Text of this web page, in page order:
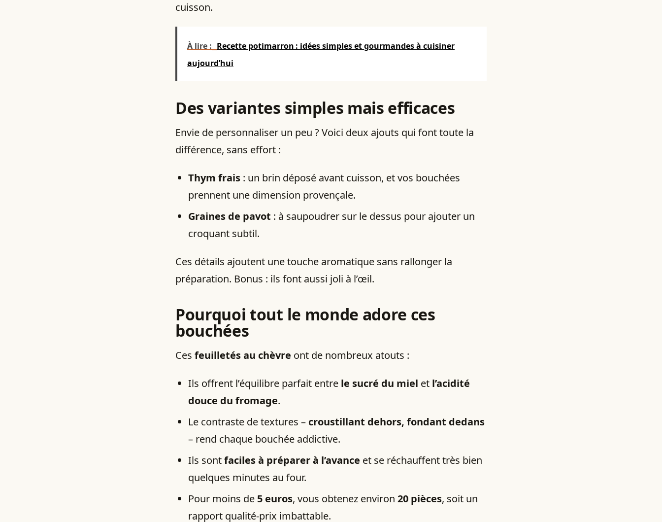
cuisson.
À lire : Recette potimarron : idées simples et gourmandes à cuisiner
aujourd’hui
Des variantes simples mais efficaces
Envie de personnaliser un peu ? Voici deux ajouts qui font toute la
différence, sans effort :
Thym frais : un brin déposé avant cuisson, et vos bouchées
prennent une dimension provençale.
Graines de pavot : à saupoudrer sur le dessus pour ajouter un
croquant subtil.
Ces détails ajoutent une touche aromatique sans rallonger la
préparation. Bonus : ils font aussi joli à l’œil.
Pourquoi tout le monde adore ces
bouchées
Ces feuilletés au chèvre ont de nombreux atouts :
Ils offrent l’équilibre parfait entre le sucré du miel et l’acidité
douce du fromage.
Le contraste de textures – croustillant dehors, fondant dedans
– rend chaque bouchée addictive.
Ils sontfaciles à préparer à l’avance et se réchauffent très bien
quelques minutes au four.
Pour moins de 5 euros, vous obtenez environ 20 pièces, soit un
rapport qualité-prix imbattable.